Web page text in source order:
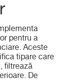
pentru a
Aceste
tipare care
filtrează
De